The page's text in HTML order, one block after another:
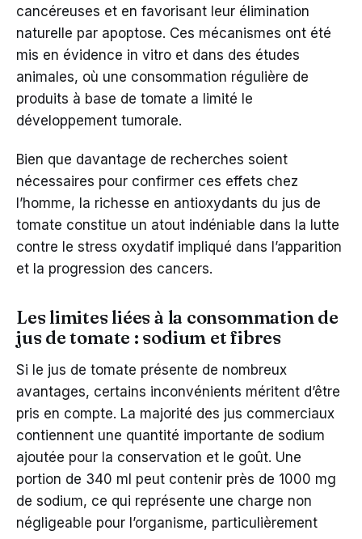
cancéreuses et en favorisant leur élimination
naturelle par apoptose. Ces mécanismes ont été
mis en évidence in vitro et dans des études
animales, où une consommation régulière de
produits à base de tomate a limité le
développement tumorale.
Bien que davantage de recherches soient
nécessaires pour confirmer ces effets chez
l’homme, la richesse en antioxydants du jus de
tomate constitue un atout indéniable dans la lutte
contre le stress oxydatif impliqué dans l’apparition
et la progression des cancers.
Les limites liées à la consommation de
jus de tomate : sodium et fibres
Si le jus de tomate présente de nombreux
avantages, certains inconvénients méritent d’être
pris en compte. La majorité des jus commerciaux
contiennent une quantité importante de sodium
ajoutée pour la conservation et le goût. Une
portion de 340 ml peut contenir près de 1000 mg
de sodium, ce qui représente une charge non
négligeable pour l’organisme, particulièrement